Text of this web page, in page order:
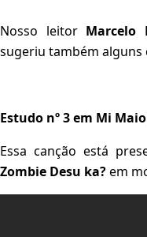
Nosso leitor Marcelo
sugeriu também alguns
Estudo nº 3 em Mi
Essa canção está
Zombie Desu ka?em